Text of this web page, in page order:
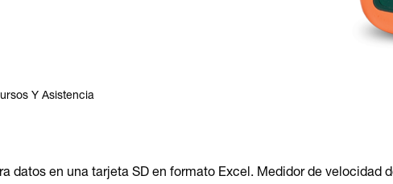
Y Asistencia
datos en una tarjeta SD en formato Excel. Medidor de velocidad